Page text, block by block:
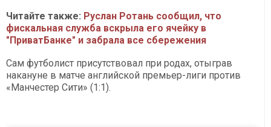
Читайте также: Руслан Ротань сообщил, что
фискальная служба вскрыла его ячейку в
"ПриватБанке" и забрала все сбережения
Сам футболист присутствовал при родах, отыграв
накануне в матче английской премьер-лиги против
«Манчестер Сити» (1:1).